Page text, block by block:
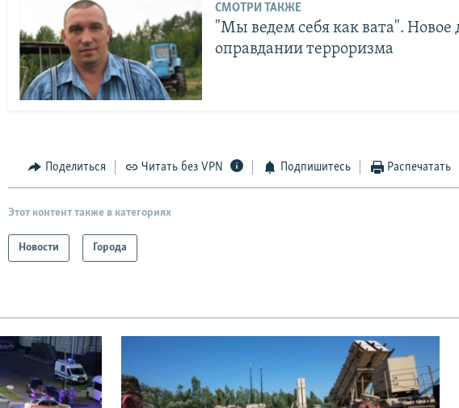
СМОТРИ ТАКЖЕ
"Мы ведем себя как вата". Новое
оправдании терроризма
Поделиться Читать без VPN Подпишитесь Распечатать
Этот контент также в категориях
Новости Города